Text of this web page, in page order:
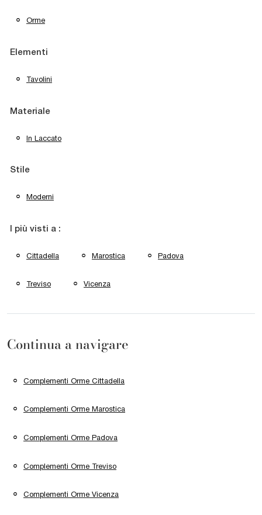
Orme
Elementi
Tavolini
Materiale
In Laccato
Stile
Moderni
I più visti a :
Cittadella Marostica Padova
Treviso Vicenza
Continua a navigare
Complementi Orme Cittadella
Complementi Orme Marostica
Complementi Orme Padova
Complementi Orme Treviso
Complementi Orme Vicenza